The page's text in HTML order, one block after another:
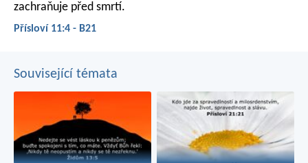
zachraňuje před smrtí.
Přísloví 11:4 - B21
Související témata